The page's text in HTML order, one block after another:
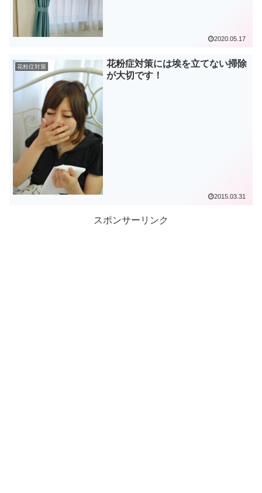
2020.05.17
花粉症対策
花粉症対策には埃を立てない掃除
が大切です！
2015.03.31
スポンサーリンク